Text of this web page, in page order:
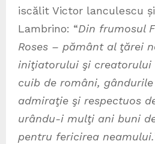
iscălit Victor lanculescu
Lambrino: “Din frumosul
Roses – pământ al ţărei
iniţiatorului şi
cuib de români,
admiraţie şi respectuos
urându-i mulţi ani buni
pentru fericirea neamului.